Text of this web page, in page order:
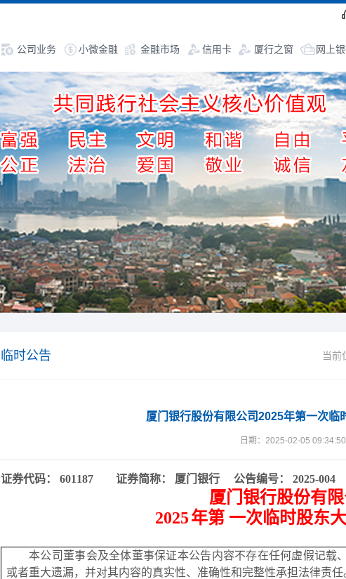
公司业务 小微金融 金融市场 信用卡 厦行之窗 网上
临时公告 当前
厦门银行股份有限公司2025年第一次临
日期：2025-02-05 09:34:50
证券代码： 601187 证券简称： 厦门银行 公告编号： 2025-004
厦门银行股份有限
2025年第 一次临时股东
本公司董事会及全体董事保证本公告内容不存在任何虚假记载
或者重大遗漏，并对其内容的真实性、准确性和完整性承担法律责任